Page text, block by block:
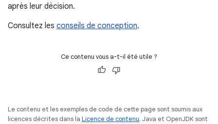
après leur décision.
Consultez les conseils de conception.
Ce contenu vous a-t-il été utile ?
Le contenu et les exemples de code de cette page sont soumis aux
licences décrites dans la Licence de contenu. Java et OpenJDK sont